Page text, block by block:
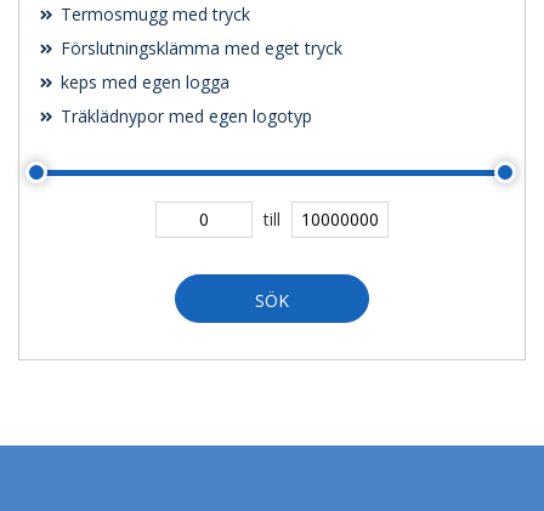
Termosmugg med tryck
Förslutningsklämma med eget tryck
keps med egen logga
Träklädnypor med egen logotyp
till
SÖK